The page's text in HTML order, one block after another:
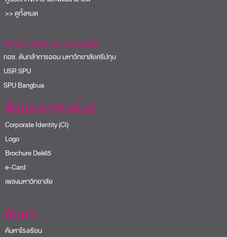
>> ดูทั้งหมด
โครงการและความร่วมมือ
ช. ต้นกล้าการออม มหาวิทยาลัยศรีปทุม
SPU
Bangbua
สื่อประชาสัมพันธ์
Corporate Identity (CI)
Logo
Brochure Dek65
e-Card
เพลงมหาวิทยาลัย
ค้นหา
ค้นหาโรงเรียน